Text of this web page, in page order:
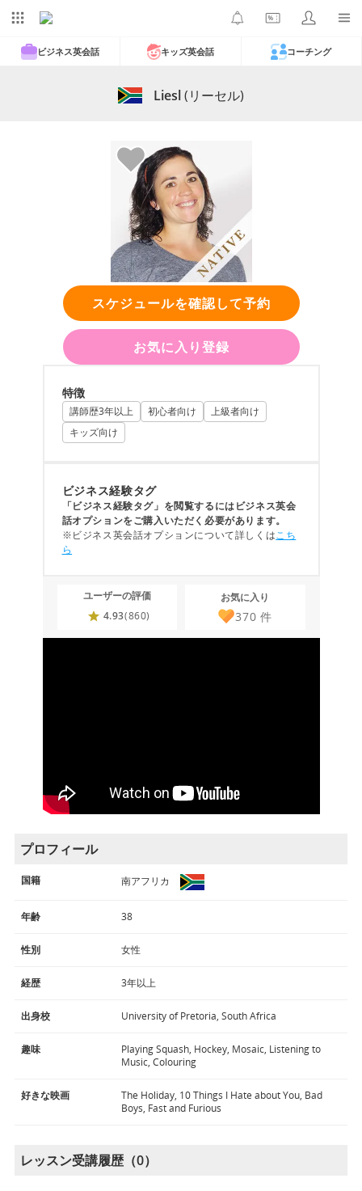
ビジネス英会話 キッズ英会話 コーチング
Liesl(リーセル)
スケジュールを確認して予約
お気に入り登録
特徴
講師歴3年以上 初心者向け
上級者向け
キッズ向け
ビジネス経験タグ
「ビジネス経験タグ」を閲覧するにはビジネス英会
話オプションをご購入いただく必要があります。
※ビジネス英会話オプションについて詳しくはこち
ら
ユーザーの評価
4.93(860)
お気に入り
370 件
プロフィール
国籍 南アフリカ
年齢 38
性別 女性
経歴 3年以上
出身校 University of Pretoria, South Africa
趣味
Playing Squash, Hockey, Mosaic, Listening to
Music, Colouring
好きな映画
The Holiday, 10 Things I Hate about You, Bad
Boys, Fast and Furious
レッスン受講履歴（0）